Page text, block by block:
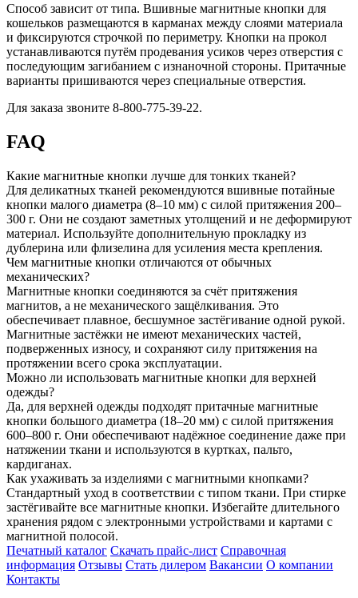
Способ зависит от типа. Вшивные магнитные кнопки для
кошельков размещаются в карманах между слоями материала
и фиксируются строчкой по периметру. Кнопки на прокол
устанавливаются путём продевания усиков через отверстия с
последующим загибанием с изнаночной стороны. Притачные
варианты пришиваются через специальные отверстия.
Для заказа звоните 8-800-775-39-22.
FAQ
Какие магнитные кнопки лучше для тонких тканей?
Для деликатных тканей рекомендуются вшивные потайные
кнопки малого диаметра (8–10 мм) с силой притяжения 200–
300 г. Они не создают заметных утолщений и не деформируют
материал. Используйте дополнительную прокладку из
дублерина или флизелина для усиления места крепления.
Чем магнитные кнопки отличаются от обычных
механических?
Магнитные кнопки соединяются за счёт притяжения
магнитов, а не механического защёлкивания. Это
обеспечивает плавное, бесшумное застёгивание одной рукой.
Магнитные застёжки не имеют механических частей,
подверженных износу, и сохраняют силу притяжения на
протяжении всего срока эксплуатации.
Можно ли использовать магнитные кнопки для верхней
одежды?
Да, для верхней одежды подходят притачные магнитные
кнопки большого диаметра (18–20 мм) с силой притяжения
600–800 г. Они обеспечивают надёжное соединение даже при
натяжении ткани и используются в куртках, пальто,
кардиганах.
Как ухаживать за изделиями с магнитными кнопками?
Стандартный уход в соответствии с типом ткани. При стирке
застёгивайте все магнитные кнопки. Избегайте длительного
хранения рядом с электронными устройствами и картами с
магнитной полосой.
Печатный каталог Скачать прайс-лист Справочная
информация Отзывы Стать дилером Вакансии О компании
Контакты